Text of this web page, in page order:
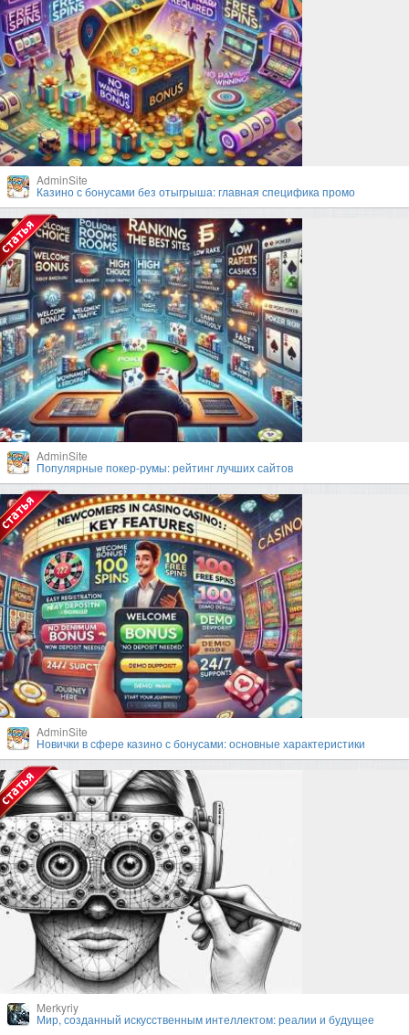
AdminSite
Казино с бонусами без отыгрыша: главная специфика промо
AdminSite
Популярные покер-румы: рейтинг лучших сайтов
AdminSite
Новички в сфере казино с бонусами: основные характеристики
Merkyriy
Мир, созданный искусственным интеллектом: реалии и будущее